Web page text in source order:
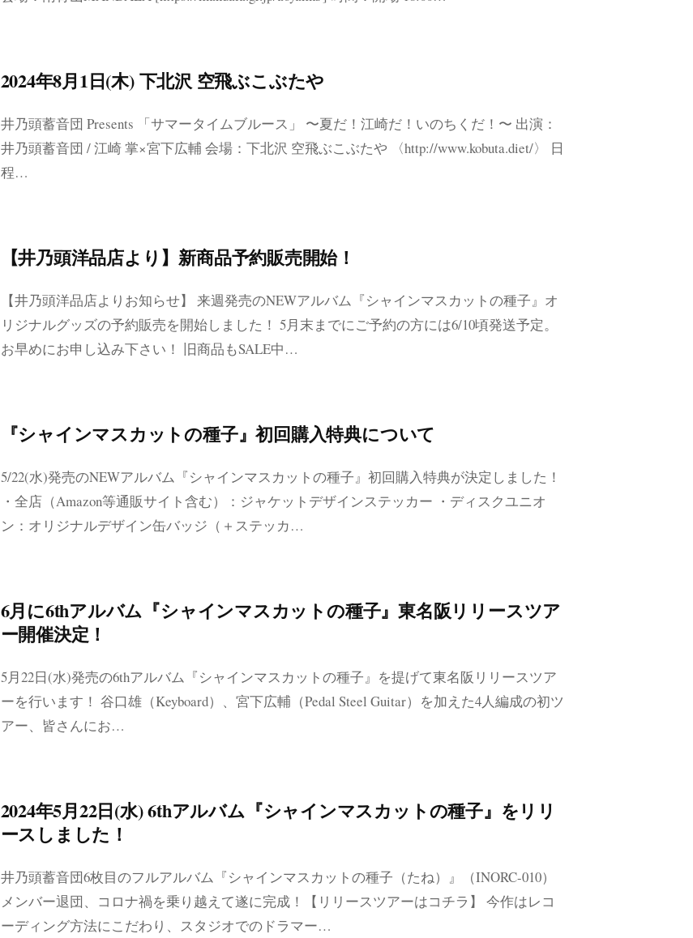
2024年8月1日(木) 下北沢 空飛ぶこぶたや
井乃頭蓄音団 Presents 「サマータイムブルース」 〜夏だ！江崎だ！いのちくだ！〜 出演：
井乃頭蓄音団 / 江崎 掌×宮下広輔 会場：下北沢 空飛ぶこぶたや 〈http://www.kobuta.diet/〉 日
程…
【井乃頭洋品店より】新商品予約販売開始！
【井乃頭洋品店よりお知らせ】 来週発売のNEWアルバム『シャインマスカットの種子』オ
リジナルグッズの予約販売を開始しました！ 5月末までにご予約の方には6/10頃発送予定。
お早めにお申し込み下さい！ 旧商品もSALE中…
『シャインマスカットの種子』初回購入特典について
5/22(水)発売のNEWアルバム『シャインマスカットの種子』初回購入特典が決定しました！
・全店（Amazon等通販サイト含む）：ジャケットデザインステッカー ・ディスクユニオ
ン：オリジナルデザイン缶バッジ（＋ステッカ…
6月に6thアルバム『シャインマスカットの種子』東名阪リリースツア
ー開催決定！
5月22日(水)発売の6thアルバム『シャインマスカットの種子』を提げて東名阪リリースツア
ーを行います！ 谷口雄（Keyboard）、宮下広輔（Pedal Steel Guitar）を加えた4人編成の初ツ
アー、皆さんにお…
2024年5月22日(水) 6thアルバム『シャインマスカットの種子』をリリ
ースしました！
井乃頭蓄音団6枚目のフルアルバム『シャインマスカットの種子（たね）』（INORC-010）
メンバー退団、コロナ禍を乗り越えて遂に完成！【リリースツアーはコチラ】 今作はレコ
ーディング方法にこだわり、スタジオでのドラマー…